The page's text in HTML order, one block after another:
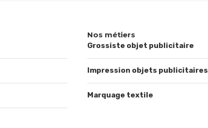
Nos métiers
Grossiste objet publicitaire
Impression objets publicitaires
Marquage textile